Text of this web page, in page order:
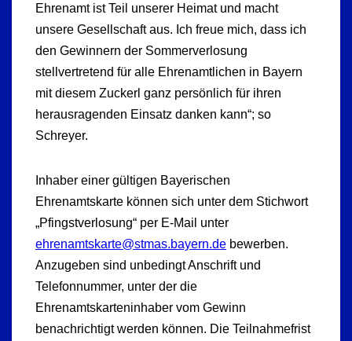
Ehrenamt ist Teil unserer Heimat und macht
unsere Gesellschaft aus. Ich freue mich, dass ich
den Gewinnern der Sommerverlosung
stellvertretend für alle Ehrenamtlichen in Bayern
mit diesem Zuckerl ganz persönlich für ihren
herausragenden Einsatz danken kann“; so
Schreyer.
Inhaber einer gültigen Bayerischen
Ehrenamtskarte können sich unter dem Stichwort
„Pfingstverlosung“ per E-Mail unter
ehrenamtskarte@stmas.bayern.de bewerben.
Anzugeben sind unbedingt Anschrift und
Telefonnummer, unter der die
Ehrenamtskarteninhaber vom Gewinn
benachrichtigt werden können. Die Teilnahmefrist